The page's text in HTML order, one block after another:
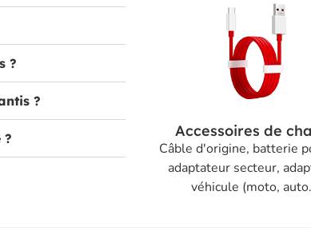
?
?
? Accessoires de
Câble d'origine, batterie
adaptateur secteur,
véhicule (moto,